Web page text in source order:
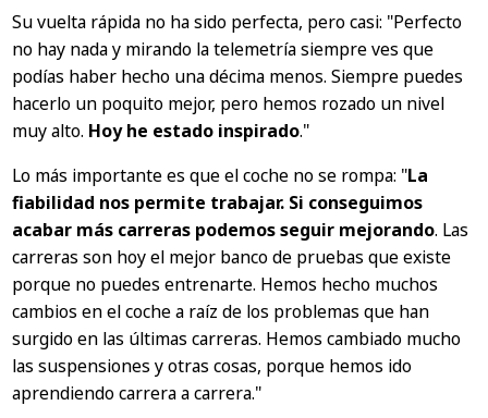
Su vuelta rápida no ha sido perfecta, pero casi: "Perfecto
no hay nada y mirando la telemetría siempre ves que
podías haber hecho una décima menos. Siempre puedes
hacerlo un poquito mejor, pero hemos rozado un nivel
muy alto. Hoy he estado inspirado."
Lo más importante es que el coche no se rompa: "La
fiabilidad nos permite trabajar. Si conseguimos
acabar más carreras podemos seguir mejorando. Las
carreras son hoy el mejor banco de pruebas que existe
porque no puedes entrenarte. Hemos hecho muchos
cambios en el coche a raíz de los problemas que han
surgido en las últimas carreras. Hemos cambiado mucho
las suspensiones y otras cosas, porque hemos ido
aprendiendo carrera a carrera."